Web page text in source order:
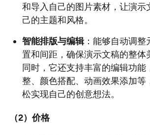
和导入自己的图片素材，让演示
己的主题和风格。
智能排版与编辑：能够自动调整
置和间距，确保演示文稿的整体
同时，它还支持丰富的编辑功能
整、颜色搭配、动画效果添加等
松实现自己的创意想法。
（2）价格